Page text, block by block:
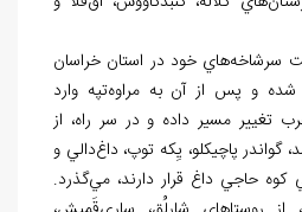
سرشاخههاي خود در استان خراسان
شده و پس از آن به مراوهتپه وارد
مسير داده و در سر راه، از
گواندر پاچيكلو، يِكه توپ، داغدالي و
حاجي داغ قرار دارند، ميگذرد.